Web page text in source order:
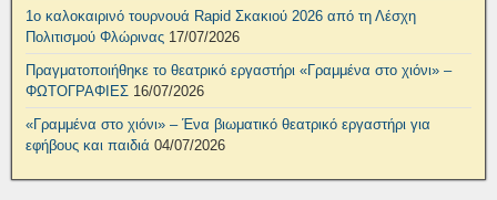
1ο καλοκαιρινό τουρνουά Rapid Σκακιού 2026 από τη Λέσχη
Πολιτισμού Φλώρινας 17/07/2026
Πραγματοποιήθηκε το θεατρικό εργαστήρι «Γραμμένα στο χιόνι» –
ΦΩΤΟΓΡΑΦΙΕΣ 16/07/2026
«Γραμμένα στο χιόνι» – Ένα βιωματικό θεατρικό εργαστήρι για
εφήβους και παιδιά 04/07/2026